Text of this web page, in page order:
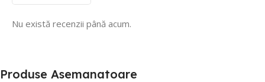
Nu există recenzii până acum.
Produse Asemanatoare